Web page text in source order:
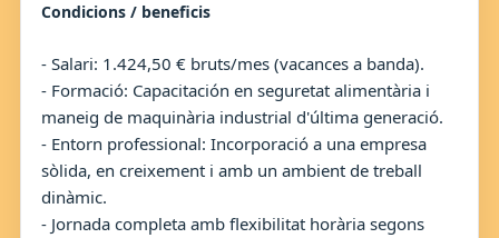
Condicions / beneficis
- Salari: 1.424,50 € bruts/mes (vacances a banda).
- Formació: Capacitación en seguretat alimentària i
maneig de maquinària industrial d'última generació.
- Entorn professional: Incorporació a una empresa
sòlida, en creixement i amb un ambient de treball
dinàmic.
- Jornada completa amb flexibilitat horària segons